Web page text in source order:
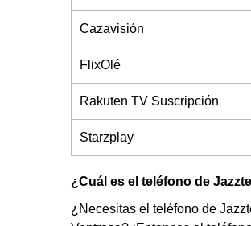
Cazavisión
FlixOlé
Rakuten TV Suscripción
Starzplay
¿Cuál es el teléfono de
¿Necesitas el teléfono de